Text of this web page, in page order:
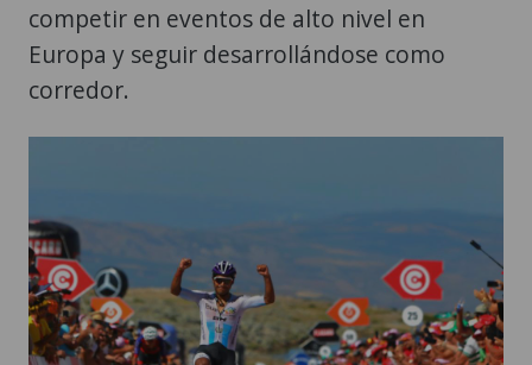
competir en eventos de alto nivel en
Europa y seguir desarrollándose como
corredor.